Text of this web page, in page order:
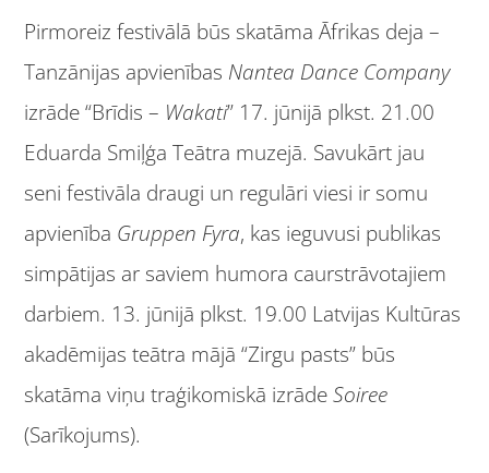
Pirmoreiz festivālā būs skatāma Āfrikas deja –
Tanzānijas apvienības Nantea Dance Company
izrāde “Brīdis – Wakati” 17. jūnijā plkst. 21.00
Eduarda Smiļģa Teātra muzejā. Savukārt jau
seni festivāla draugi un regulāri viesi ir somu
apvienība Gruppen Fyra, kas ieguvusi publikas
simpātijas ar saviem humora caurstrāvotajiem
darbiem. 13. jūnijā plkst. 19.00 Latvijas Kultūras
akadēmijas teātra mājā “Zirgu pasts” būs
skatāma viņu traģikomiskā izrādeSoiree
(Sarīkojums).